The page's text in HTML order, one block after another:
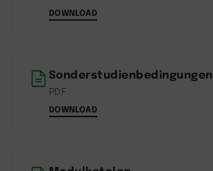
DOWNLOAD
Sonderstudienbedingungen
PDF
DOWNLOAD